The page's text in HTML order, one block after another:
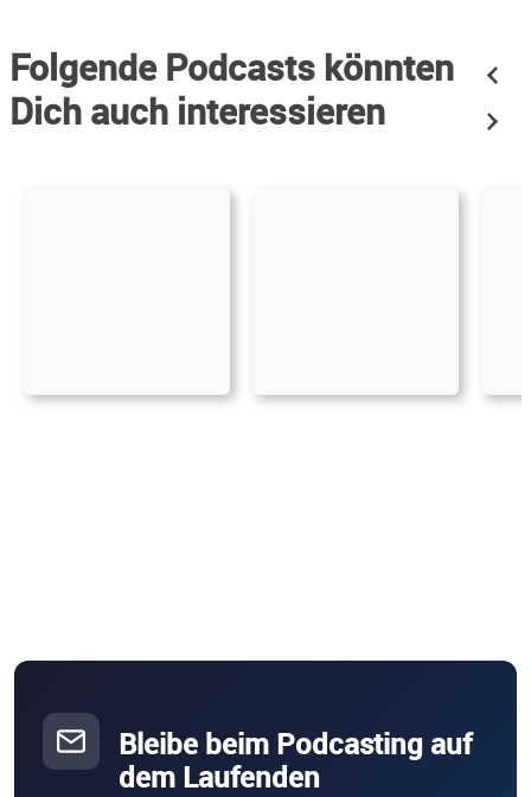
Folgende Podcasts könnten
Dich auch interessieren
Bleibe beim Podcasting auf
dem Laufenden